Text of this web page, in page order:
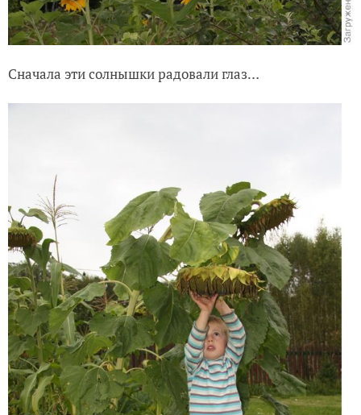
Сначала эти солнышки радовали глаз…